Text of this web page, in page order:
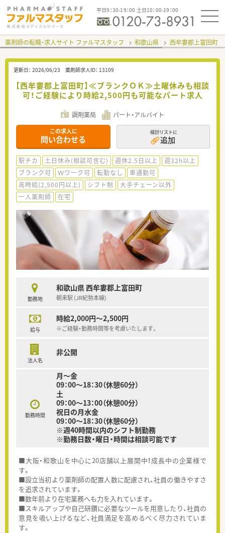
平日9：30-19：00 土日10：00-19：00
薬剤師の転職・求人サイト ファルマスタッフ 和歌山県 西牟婁郡上富田町
更新日： 2026/06/23 薬剤師求人ID： 13109
【西牟婁郡上富田町】≪ブランクＯＫ≫土曜休みも相談
可！ご経験により時給2,500円も可能なパート求人
調剤薬局 パート・アルバイト
この求人に
問い合わせる
検討リストに
追加
駅チカ 土日休み(相談可含む) 週休2.5日以上
週32h以上
ブランク可
Ｗワーク可 転勤なし
車通勤可
高時給(2,500円以上)
シフト制
大手チェーン以外
一人薬剤師
在宅
勤務地
和歌山県 西牟婁郡上富田町
朝来駅 (JR紀勢本線)
給与
時給2,000円～2,500円
※ご経験・勤務時間等を考慮いたします。
法人名
非公開
勤務時間
月～金
09：00～18：30（休憩60分）
土
09：00～13：00（休憩00分）
祝日の月水金
09：00～18：30（休憩60分）
※週40時間以内のシフト制勤務
※勤務日数・曜日・時間は相談可能です
■大阪・和歌山を中心に20店舗以上展開中！成長中の企業様で
す。
■設立当初より薬剤師の配置人数に配慮され、社員の働きやすさ
を追求されています。
■数年前より在宅業務へも力を入れています。
■スキルアップや自己研鑽に必要なツールを用意したり、社員の
意見を吸い上げるなど、社員満足を高めるべく尽力されていま
す。